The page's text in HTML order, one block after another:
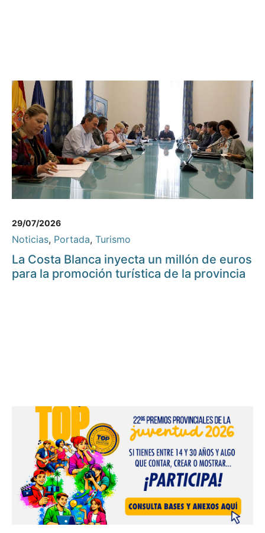
29/07/2026
Noticias, Portada, Turismo
La Costa Blanca inyecta un millón de euros
para la promoción turística de la provincia